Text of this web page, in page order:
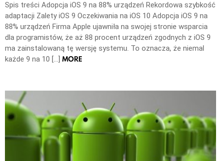
Spis treści Adopcja iOS 9 na 88% urządzeń Rekordowa szybkość
adaptacji Zalety iOS 9 Oczekiwania na iOS 10 Adopcja iOS 9 na
88% urządzeń Firma Apple ujawniła na swojej stronie wsparcia
dla programistów, że aż 88 procent urządzeń zgodnych z iOS 9
ma zainstalowaną tę wersję systemu. To oznacza, że niemal
każde 9 na 10 […] MORE